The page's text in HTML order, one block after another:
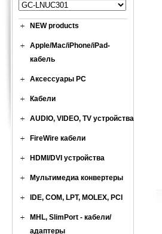
NEW products
Apple/Mac/iPhone/iPad-
кабель
Аксессуары PC
Кабели
AUDIO, VIDEO, TV устройства
FireWire кабели
HDMI/DVI устройства
Мультимедиа конвертеры
IDE, COM, LPT, MOLEX, PCI
MHL, SlimPort - кабели/
адаптеры